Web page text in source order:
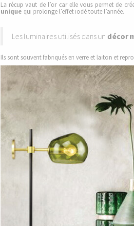
La récup vaut de l’or car elle vous permet de
unique qui prolonge l’effet iodé toute l’année.
Les luminaires utilisés dans un décor
Ils sont souvent fabriqués en verre et laiton et